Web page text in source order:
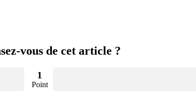
vous de cet article ?
1
Point